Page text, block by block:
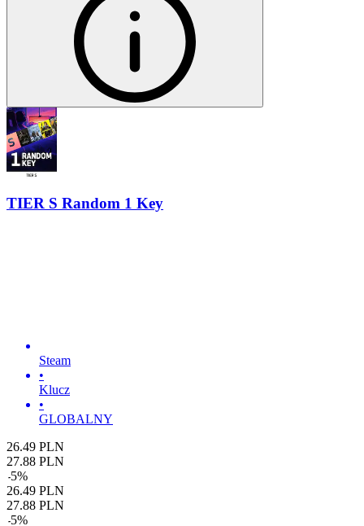
TIER S Random 1 Key
Steam
•
Klucz
•
GLOBALNY
26.49 PLN
27.88 PLN
-5%
26.49 PLN
27.88 PLN
-5%